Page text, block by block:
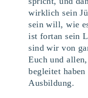
wirklich sein
sein will, wie
ist fortan sein
sind wir von
Euch und
begleitet
Ausbildung.